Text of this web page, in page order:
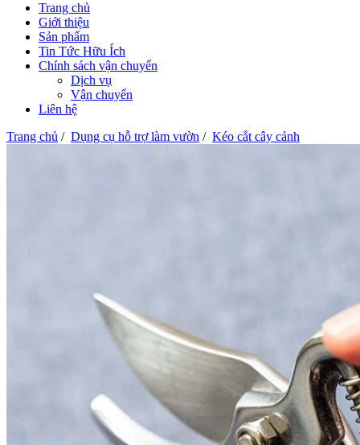
Trang chủ
Giới thiệu
Sản phẩm
Tin Tức Hữu Ích
Chính sách vận chuyển
Dịch vụ
Vận chuyển
Liên hệ
Trang chủ / Dụng cụ hỗ trợ làm vườn / Kéo cắt cây cảnh